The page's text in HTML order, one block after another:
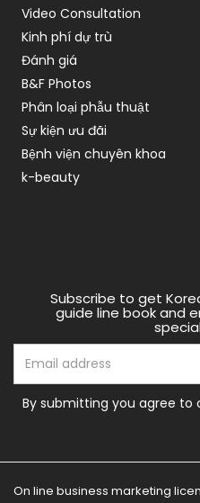
Video Consultation
Kinh phí dự trù
Đánh giá
B&F Photos
Phân loại phẫu thuật
Sự kiện ưu đãi
Bệnh viện chuyên khoa
k-beauty
Subscribe to get
guide line book and
By submitting you agree to
On line business marketing